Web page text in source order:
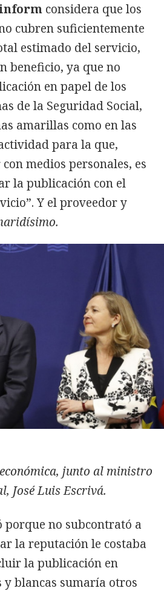
considera que los
cubren suficientemente
estimado del servicio,
beneficio, ya que no
en papel de los
de la Seguridad Social,
amarillas como en las
para la que,
medios personales, es
la publicación con el
Y el proveedor y
junto al ministro
José Luis Escrivá.
porque no subcontrató a
la reputación le costaba
la publicación en
blancas sumaría otros